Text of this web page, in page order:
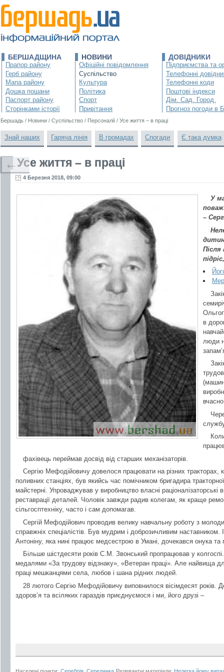
БЕРШАДЩИНА
Прапор району
Герб району
Мапа району
Дошка пошани
Паспорт району
Сторінками історії
НОВИНИ
Офіційні повідомлення
Суспільство
Культура
Політика
Спорт
Привітання
ДОВІДНИКИ
Підприємства та
Телефонні
Телефонні коди
Поштові індекси
Дім. Сад. Город.
Прогноз погоди в
Бершадь / Новини / Суспільство / Персоналії / Усе життя – в праці
Знай наших Гаряча лінія В громадах Спогади Є така думка
Усе життя – в праці
4 Березня 2018, 09:00
У
–
Після
в
люди
фахівець переймав досвід від старших механізаторів.
Сергію Мефодійовичу довелося працювати на різних
поливних станціях, був якийсь час помічником бригадира
майстерні. Упроваджував у виробництво власні раціоналізаторські
реставрації деталей. Чоловік завжди радив колегам, як краще
сільгосптехніку, часто і сам допомагав.
Сергій Мефодійович проводив велику навчальну роботу з
справжніх спеціалістів. Був мудрим і доброзичливим
Антоніну, яка нині працює медсестрою в Умані, дочекався онука та
Більше шістдесяти років С.М. Звонський пропрацював у
медалями «За трудову відзнаку», «Ветеран праці». Але найвища
праці мешканцями села, любов і шана рідних людей.
28 лютого Сергію Мефодійовичу виповнилося вісімдесят років.
здоров’я та всіляких гараздів приєднуємося і ми, його друзі –
←